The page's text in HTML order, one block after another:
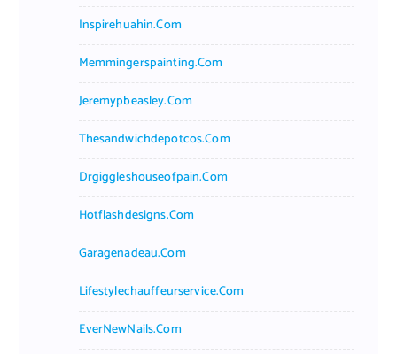
Inspirehuahin.com
Memmingerspainting.com
Jeremypbeasley.com
Thesandwichdepotcos.com
Drgiggleshouseofpain.com
Hotflashdesigns.com
Garagenadeau.com
Lifestylechauffeurservice.com
EverNewNails.com